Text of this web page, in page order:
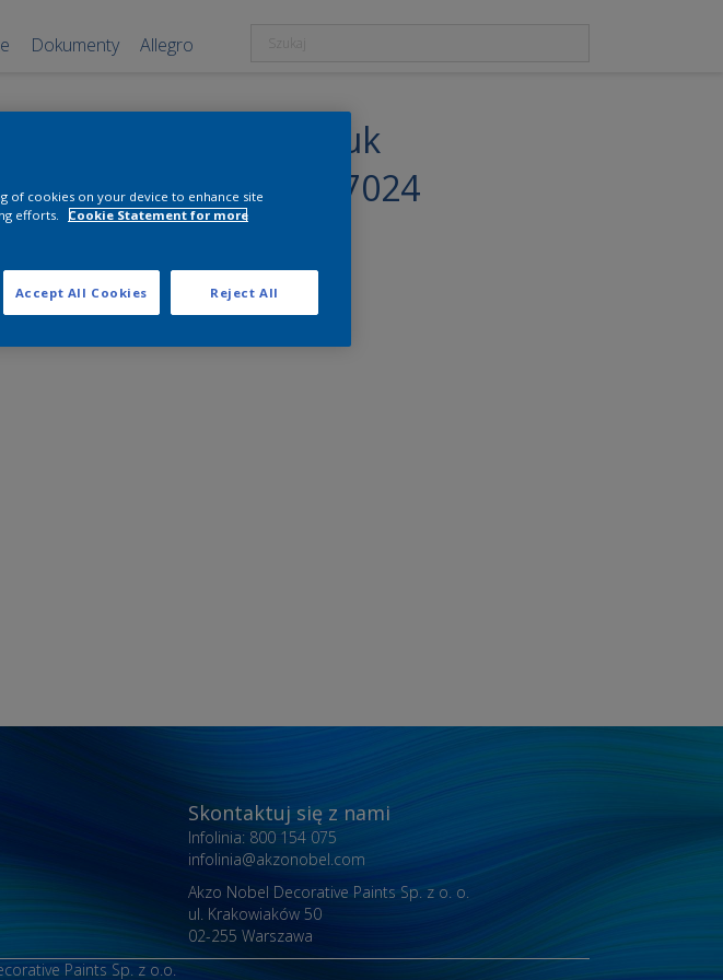
Dokumenty Allegro
Nobiles Chlorokauczuk
Szary Grafitowy RAL 7024
5 l
Pobierz
Skontaktuj się z nami
Infolinia: 800 154 075
infolinia@akzonobel.com
Akzo Nobel Decorative Paints Sp. z o. o.
ul. Krakowiaków 50
02-255 Warszawa
Paints Sp. z o.o.
of cookies on your device to enhance site
efforts.
Cookie Statement for more
Reject All
Accept All Cookies